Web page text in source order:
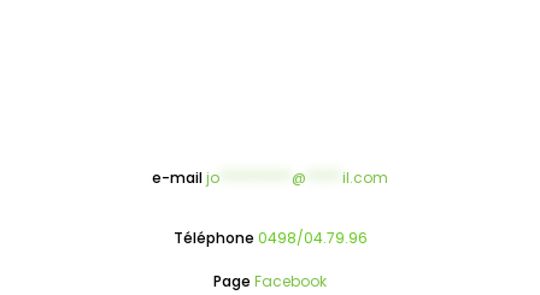
e-mailjo @ il.com
Téléphone 0498/04.79.96
Page Facebook